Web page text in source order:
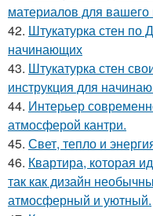
материалов для
42. Штукатурка стен по
начинающих
43. Штукатурка стен
инструкция для
44. Интерьер
атмосферой кантри.
45. Свет, тепло и
46. Квартира, которая
так как дизайн
атмосферный и уютный.